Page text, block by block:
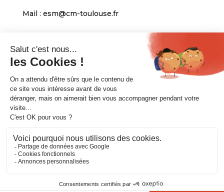
Mail : esm@cm-toulouse.fr
INFORMATIONS
Mentions légales
Protection des données personnelles
Venir nous voir
Muret. All rights reserved